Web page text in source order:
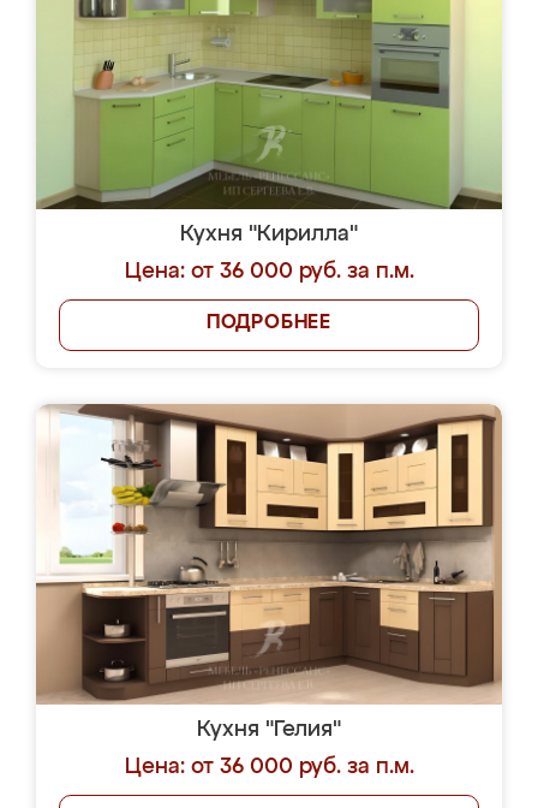
Кухня "Кирилла"
Цена: от 36 000 руб. за п.м.
ПОДРОБНЕЕ
Кухня "Гелия"
Цена: от 36 000 руб. за п.м.